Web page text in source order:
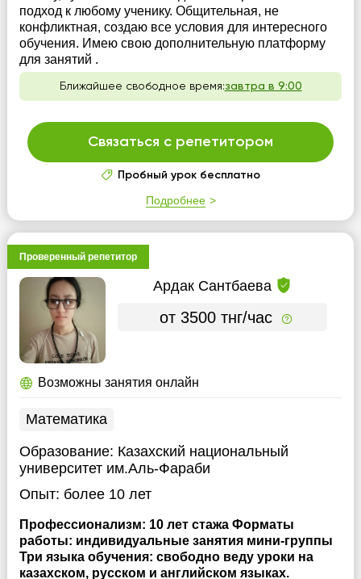
подход к любому ученику. Общительная, не
конфликтная, создаю все условия для интересного
обучения. Имею свою дополнительную платформу
для занятий .
Ближайшее свободное время:завтра в 9:00
Связаться с репетитором
Пробный урок бесплатно
Подробнее
Проверенный репетитор
Ардак Сантбаева
от 3500 тнг/час
Возможны занятия онлайн
Математика
Образование: Казахский национальный
университет им.Аль-Фараби
Опыт: более 10 лет
Профессионализм: 10 лет стажа Форматы
работы: индивидуальные занятия мини-группы
Три языка обучения: свободно веду уроки на
казахском, русском и английском языках.